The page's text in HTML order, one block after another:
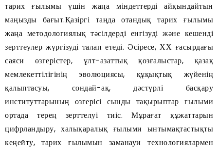
тарих ғылымы үшін жаңа міндеттерді айқындайтын
маңызды бағыт.Қазіргі таңда отандық тарих ғылымы
жаңа методологиялық тәсілдерді енгізуді және кешенді
зерттеулер жүргізуді талап етеді. Әсіресе, ХХ ғасырдағы
саяси өзгерістер, ұлт-азаттық қозғалыстар, қазақ
мемлекеттілігінің эволюциясы, құқықтық жүйенің
қалыптасуы, сондай-ақ, дәстүрлі басқару
институттарының өзгерісі сынды тақырыптар ғылыми
ортада терең зерттелуі тиіс. Мұрағат құжаттарын
цифрландыру, халықаралық ғылыми ынтымақтастықты
кеңейту, тарих ғылымын заманауи технологиялармен